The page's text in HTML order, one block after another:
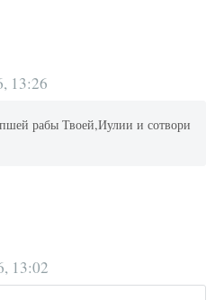
13:26
рабы Твоей,Иулии и сотвори
13:02